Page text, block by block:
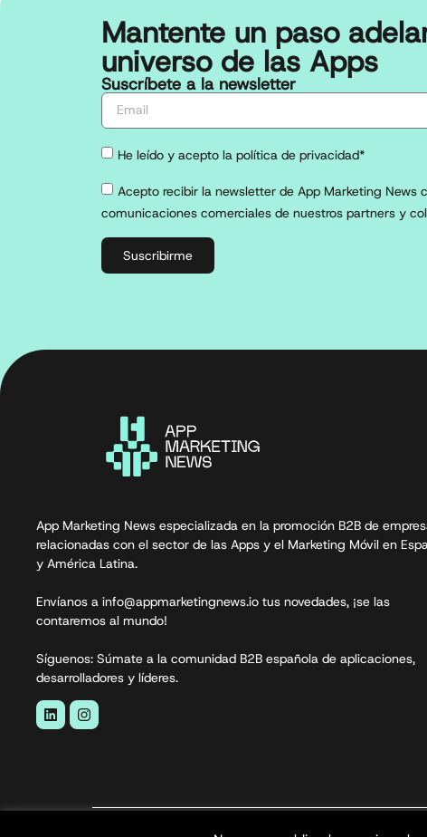
Mantente un paso
universo de las Apps
Suscríbete a la newsletter
He leído y acepto la política de privacidad*
Acepto recibir la newsletter de App Marketing News
comunicaciones comerciales de nuestros partners y
Suscribirme
App Marketing News especializada en la promoción B2B de
relacionadas con el sector de las Apps y el Marketing Móvil en
y América Latina.
Envíanos a info@appmarketingnews.io tus novedades, ¡se las
contaremos al mundo!
Síguenos: Súmate a la comunidad B2B española de aplicaciones,
desarrolladores y líderes.
App Marketing News© 2026. Todos los derechos